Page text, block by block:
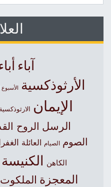
آباءأباء
الأرثوذكسية الأسبوع
الإيمان الارثوذكسية
الرسل الروح
الصوم الصيام العائلة الغفران
الكاهن الكنيسة
المعجزة الملكوت